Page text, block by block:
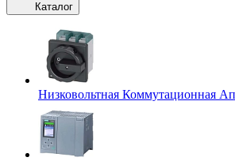
Каталог
Низковольтная Коммутационная